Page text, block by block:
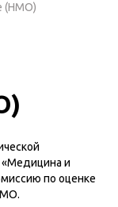
(НМО)
и
по оценке